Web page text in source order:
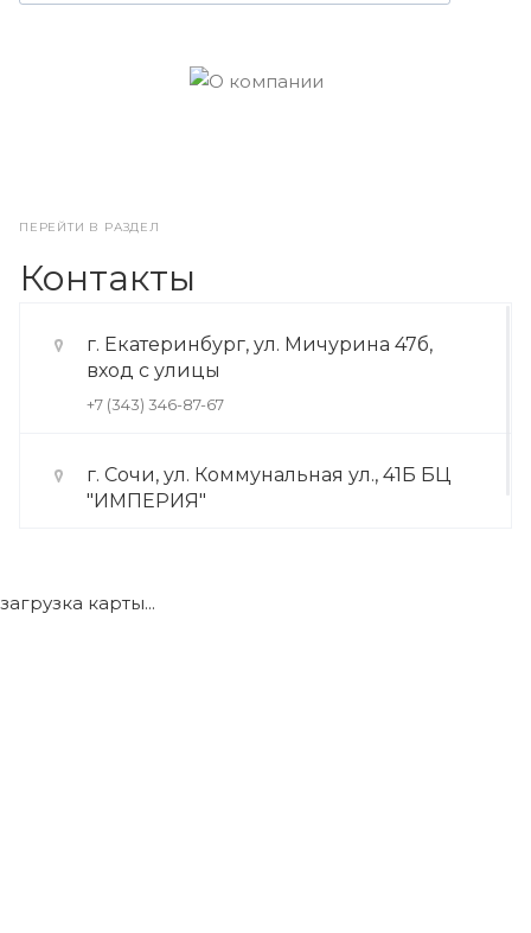
ПЕРЕЙТИ В РАЗДЕЛ
Контакты
г. Екатеринбург, ул. Мичурина 47б,
вход с улицы
+7 (343) 346-87-67
г. Сочи, ул. Коммунальная ул., 41Б БЦ
"ИМПЕРИЯ"
загрузка карты...